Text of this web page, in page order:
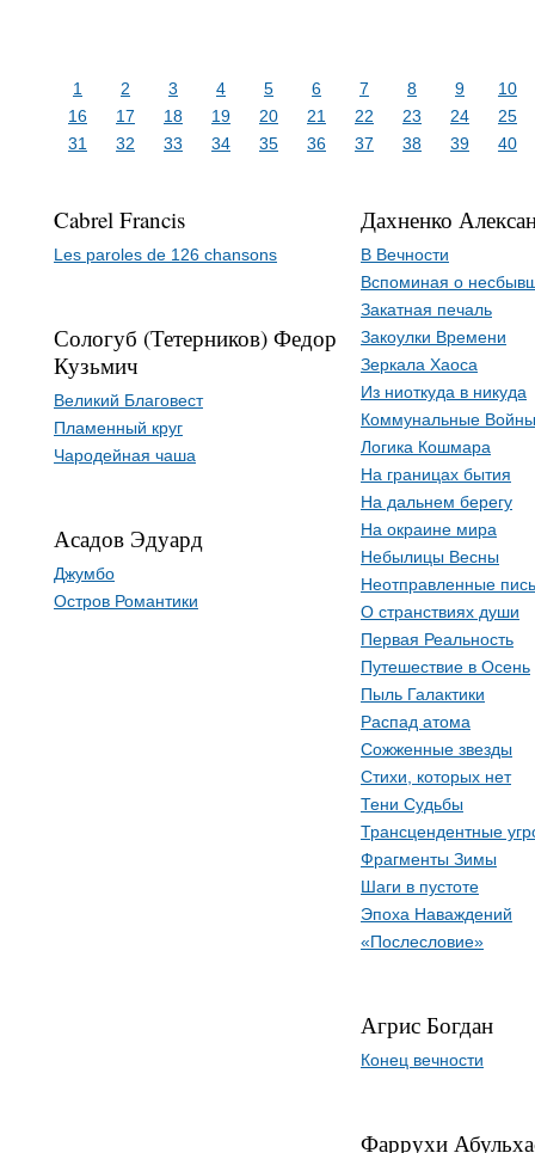
1 2 3 4 5 6 7 8 9
10
16
17 18 19 20 21 22 23 24
25
31
32 33 34 35 36 37 38 39 40
Cabrel Francis
Les paroles de 126 chansons
Сологуб (Тетерников) Федор
Кузьмич
Великий Благовест
Пламенный круг
Чародейная чаша
Асадов Эдуард
Джумбо
Остров Романтики
Дахненко
В Вечности
Вспоминая о
Закатная печаль
Закоулки Времени
Зеркала Хаоса
Из ниоткуда в никуда
Коммунальные Войны
Логика Кошмара
На границах бытия
На дальнем берегу
На окраине мира
Небылицы Весны
Неотправленные
О странствиях души
Первая Реальность
Путешествие в Осень
Пыль Галактики
Распад атома
Сожженные звезды
Стихи, которых нет
Тени Судьбы
Трансцендентные
Фрагменты Зимы
Шаги в пустоте
Эпоха Наваждений
«Послесловие»
Агрис Богдан
Конец вечности
Фаррухи